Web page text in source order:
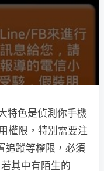
特色是偵測你手機
權限，特別需要注
追蹤等權限，必須
其中有陌生的